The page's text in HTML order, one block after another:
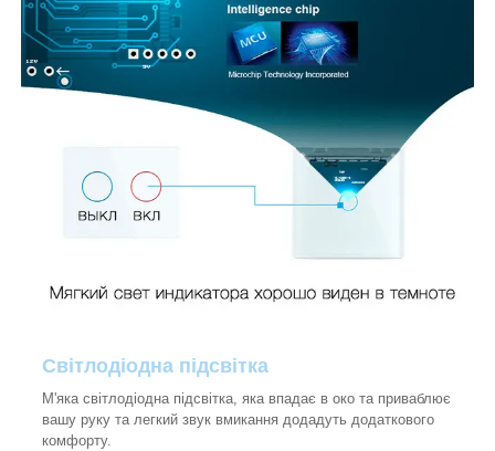
Світлодіодна підсвітка
М'яка світлодіодна підсвітка, яка впадає в око та приваблює
вашу руку та легкий звук вмикання додадуть додаткового
комфорту.